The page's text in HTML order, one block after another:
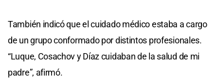
También indicó que el cuidado médico estaba a cargo
de un grupo conformado por distintos profesionales.
“Luque, Cosachov y Díaz cuidaban de la salud de mi
padre”, afirmó.